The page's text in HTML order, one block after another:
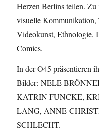
Herzen Berlins teilen. Zu
visuelle
Videokunst, Ethnologie,
Comics.
In der O45 präsentieren
Bilder: NELE
KATRIN FUNCKE,
LANG, ANNE-
SCHLECHT.